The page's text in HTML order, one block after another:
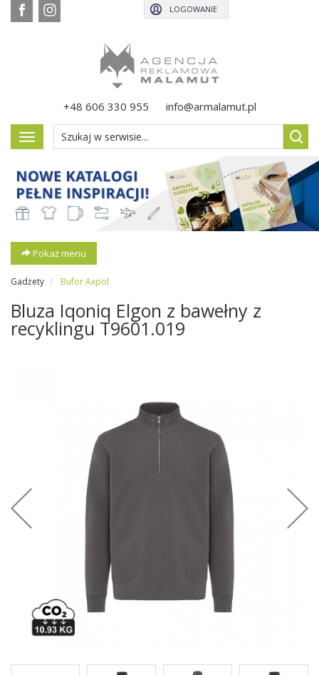
+48 606 330 955 info@armalamut.pl
LOGOWANIE
Pokaż
menu
Pokaż menu
Gadżety Bufor Axpol
Bluza Iqoniq Elgon z bawełny z
recyklingu T9601.019